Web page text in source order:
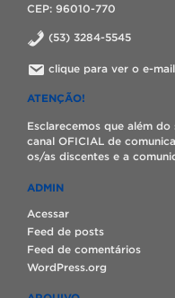
CEP: 96010-770
(53) 3284-5545
clique para ver o e-mail
ATENÇÃO!
Esclarecemos que além
canal OFICIAL de
os/as discentes e a
ADMIN
Acessar
Feed de posts
Feed de comentários
WordPress.org